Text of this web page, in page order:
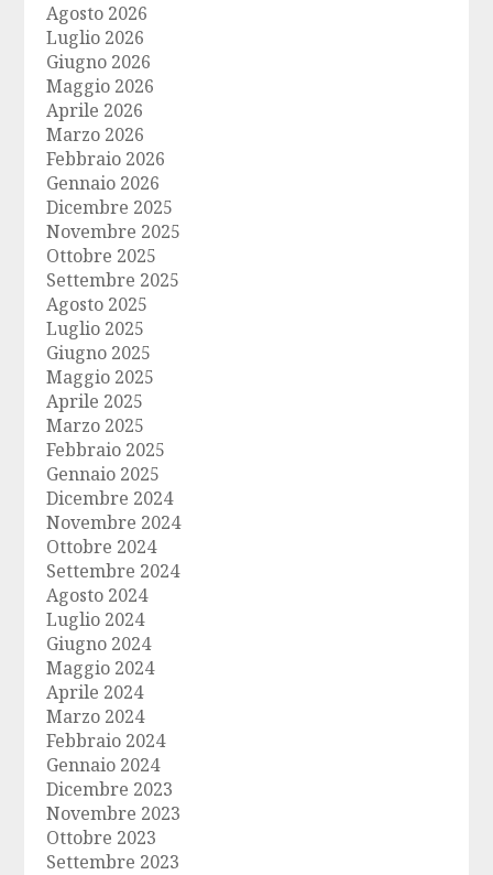
Agosto 2026
Luglio 2026
Giugno 2026
Maggio 2026
Aprile 2026
Marzo 2026
Febbraio 2026
Gennaio 2026
Dicembre 2025
Novembre 2025
Ottobre 2025
Settembre 2025
Agosto 2025
Luglio 2025
Giugno 2025
Maggio 2025
Aprile 2025
Marzo 2025
Febbraio 2025
Gennaio 2025
Dicembre 2024
Novembre 2024
Ottobre 2024
Settembre 2024
Agosto 2024
Luglio 2024
Giugno 2024
Maggio 2024
Aprile 2024
Marzo 2024
Febbraio 2024
Gennaio 2024
Dicembre 2023
Novembre 2023
Ottobre 2023
Settembre 2023